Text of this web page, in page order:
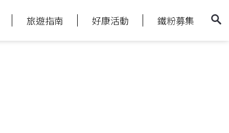
旅遊指南 好康活動 鐵粉募集